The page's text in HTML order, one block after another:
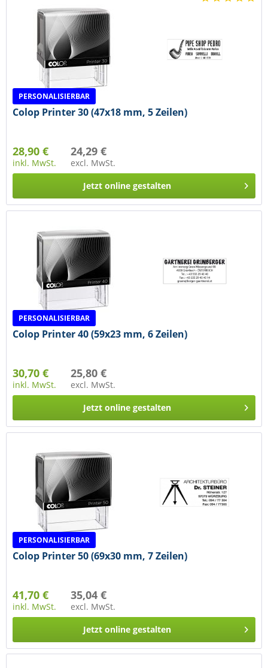
PERSONALISIERBAR
Colop Printer 30 (47x18 mm, 5 Zeilen)
28,90 €
inkl. MwSt.
24,29 €
excl. MwSt.
Jetzt online gestalten
PERSONALISIERBAR
Colop Printer 40 (59x23 mm, 6 Zeilen)
30,70 €
inkl. MwSt.
25,80 €
excl. MwSt.
Jetzt online gestalten
PERSONALISIERBAR
Colop Printer 50 (69x30 mm, 7 Zeilen)
41,70 €
inkl. MwSt.
35,04 €
excl. MwSt.
Jetzt online gestalten